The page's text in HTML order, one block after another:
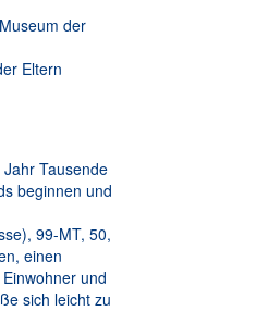
der
Eltern
Tausende
beginnen und
99-MT, 50,
einen
und
sich leicht zu